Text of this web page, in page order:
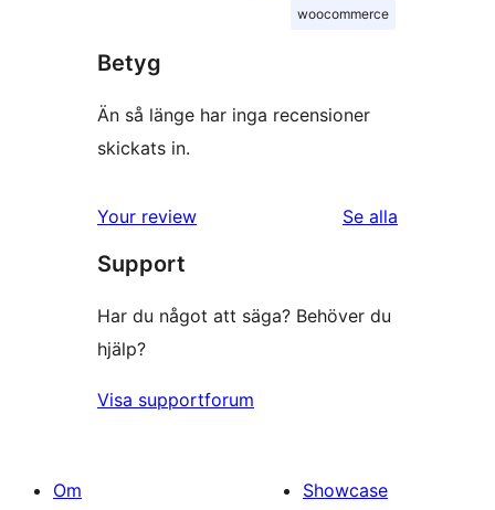
woocommerce
Betyg
Än så länge har inga recensioner
skickats in.
Your review Se alla
Support
Har du något att säga? Behöver du
hjälp?
Visa supportforum
Om
Showcase